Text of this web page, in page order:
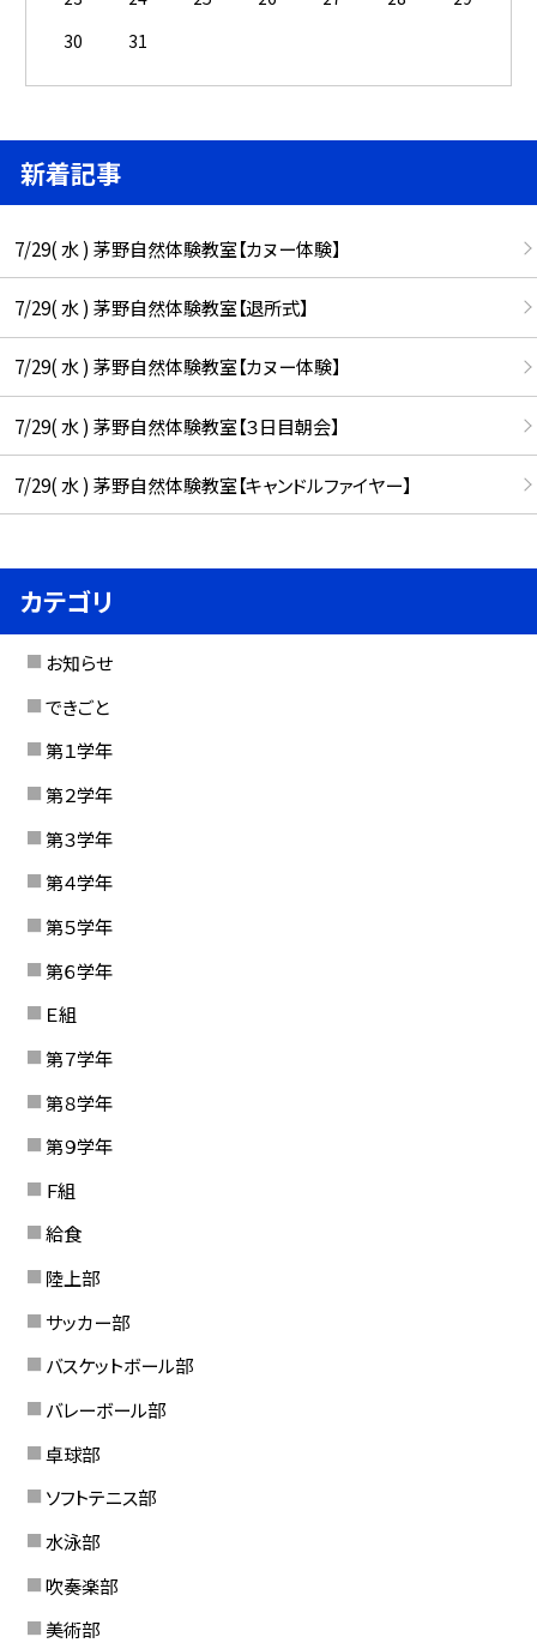
30
31
新着記事
7/29( 水 ) 茅野自然体験教室【カヌー体験】
7/29( 水 ) 茅野自然体験教室【退所式】
7/29( 水 ) 茅野自然体験教室【カヌー体験】
7/29( 水 ) 茅野自然体験教室【３日目朝会】
7/29( 水 ) 茅野自然体験教室【キャンドルファイヤー】
カテゴリ
お知らせ
できごと
第１学年
第２学年
第３学年
第４学年
第５学年
第６学年
Ｅ組
第７学年
第８学年
第９学年
Ｆ組
給食
陸上部
サッカー部
バスケットボール部
バレーボール部
卓球部
ソフトテニス部
水泳部
吹奏楽部
美術部